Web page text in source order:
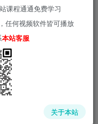
课程通通免费学习
任何视频软件皆可播放
本站客服
关于本站